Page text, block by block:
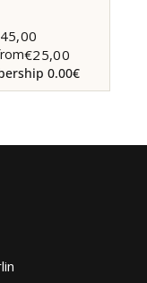
€25,00
0.00€